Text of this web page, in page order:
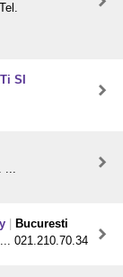
SI
...
Bucuresti
021.210.70.34